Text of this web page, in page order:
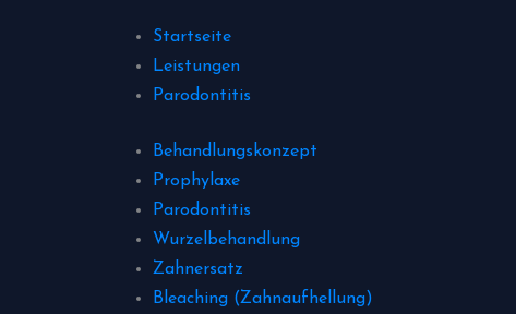
Startseite
Leistungen
Parodontitis
Behandlungskonzept
Prophylaxe
Parodontitis
Wurzelbehandlung
Zahnersatz
Bleaching (Zahnaufhellung)